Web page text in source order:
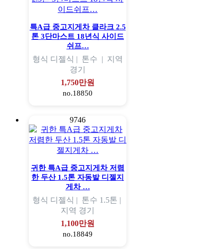
특A급 중고지게차 클라크 2.5
톤 3단마스트 18년식 사이드
쉬프…
형식 디젤식 | 톤수 | 지역
경기
1,750만원
no.18850
9746
귀한 특A급 중고지게차 저렴
한 두산 1.5톤 자동발 디젤지
게차 …
형식 디젤식 | 톤수 1.5톤 |
지역 경기
1,100만원
no.18849